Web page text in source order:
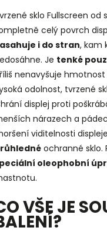
sklo Fullscreen od
celý povrch
i do stran, kam
Je tenké
nenavyšuje
odolnost, tvrzené
displej proti
nárazech a
viditelnosti
ochranné sklo.
oleophobní
VŠE JE